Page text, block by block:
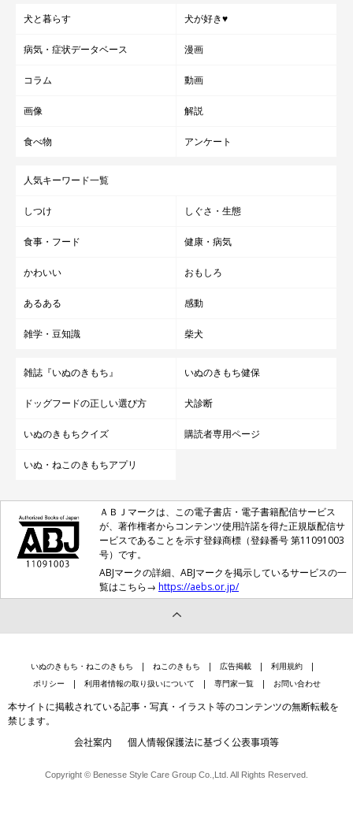
犬と暮らす 犬が好き♥
病気・症状データベース 漫画
コラム 動画
画像 解説
食べ物 アンケート
人気キーワード一覧
しつけ しぐさ・生態
食事・フード 健康・病気
かわいい おもしろ
あるある 感動
雑学・豆知識 柴犬
雑誌『いぬのきもち』 いぬのきもち健保
ドッグフードの正しい選び方 犬診断
いぬのきもちクイズ 購読者専用ページ
いぬ・ねこのきもちアプリ
ＡＢＪマークは、この電子書店・電子書籍配信サービス
が、著作権者からコンテンツ使用許諾を得た正規版配信サ
ービスであることを示す登録商標（登録番号 第11091003
号）です。
ABJマークの詳細、ABJマークを掲示しているサービスの一
覧はこちら→ https://aebs.or.jp/
いぬのきもち・ねこのきもち ねこのきもち 広告掲載
利用規約
ポリシー
利用者情報の取り扱いについて 専門家一覧 お問い合わせ
本サイトに掲載されている記事・写真・イラスト等のコンテンツの無断転載を
禁じます。
会社案内 個人情報保護法に基づく公表事項等
Copyright © Benesse Style Care Group Co.,Ltd. All Rights Reserved.